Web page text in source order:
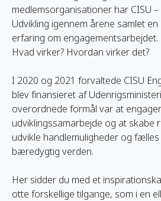
medlemsorganisationer har CISU –
Udvikling igennem årene samlet
erfaring om
Hvad virker? Hvordan virker det?
I 2020 og 2021 forvaltede CISU
blev finansieret af
overordnede formål var at
udviklingssamarbejde og at skabe
udvikle handlemuligheder og
bæredygtig verden.
Her sidder du med et
otte forskellige tilgange, som i en